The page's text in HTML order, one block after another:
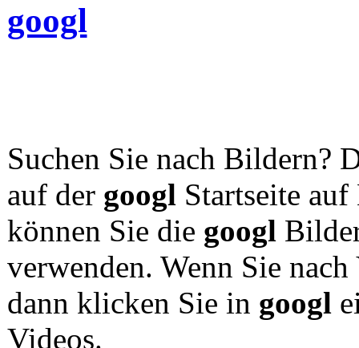
googl
Suchen Sie nach Bildern?
auf der googl Startseite
können Sie die googl
verwenden. Wenn Sie nach
dann klicken Sie in googl
Videos.